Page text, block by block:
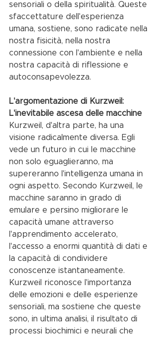
sensoriali o della spiritualità. Queste
sfaccettature dell'esperienza
umana, sostiene, sono radicate nella
nostra fisicità, nella nostra
connessione con l'ambiente e nella
nostra capacità di riflessione e
autoconsapevolezza.
L'argomentazione di Kurzweil:
L'inevitabile ascesa delle macchine
Kurzweil, d'altra parte, ha una
visione radicalmente diversa. Egli
vede un futuro in cui le macchine
non solo eguaglieranno, ma
supereranno l'intelligenza umana in
ogni aspetto. Secondo Kurzweil, le
macchine saranno in grado di
emulare e persino migliorare le
capacità umane attraverso
l'apprendimento accelerato,
l'accesso a enormi quantità di dati e
la capacità di condividere
conoscenze istantaneamente.
Kurzweil riconosce l'importanza
delle emozioni e delle esperienze
sensoriali, ma sostiene che queste
sono, in ultima analisi, il risultato di
processi biochimici e neurali che